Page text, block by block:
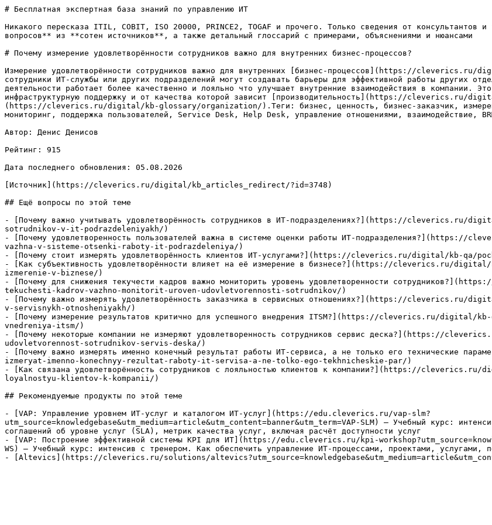
# Бесплатная экспертная база знаний по управлению ИТ
Никакого пересказа ITIL, COBIT, ISO 20000, PRINCE2, TOGAF и прочего. Только сведения от
вопросов** из **сотен источников**, а также детальный глоссарий с примерами, объяснениями и нюансами
# Почему измерение удовлетворённости сотрудников важно для внутренних бизнес-процессов?
Измерение удовлетворённости сотрудников важно для внутренних [бизнес-процессов](https://
сотрудники ИТ-службы или других подразделений могут создавать барьеры для эффективной работы других
деятельности работает более качественно и лояльно что улучшает внутренние взаимодействия в компании.
инфраструктурную поддержку и от качества которой зависит [производительность](https://cleverics.ru/
(https://cleverics.ru/digital/kb-glossary/organization/).Теги: бизнес, ценность, бизнес-заказчик,
мониторинг, поддержка пользователей, Service Desk, Help Desk, управление отношениями, взаимодействие,
Автор: Денис Денисов
Рейтинг: 915
Дата последнего обновления: 05.08.2026
[Источник](https://cleverics.ru/digital/kb_articles_redirect/?id=3748)
## Ещё вопросы по этой теме
- [Почему важно учитывать удовлетворённость сотрудников в ИТ-подразделениях?](https://cleverics.ru/
sotrudnikov-v-it-podrazdeleniyakh/)
- [Почему удовлетворенность пользователей важна в системе оценки работы ИТ-
vazhna-v-sisteme-otsenki-raboty-it-podrazdeleniya/)
- [Почему стоит измерять удовлетворённость клиентов ИТ-услугами?](https://cleverics.ru/digital/kb-
- [Как субъективность удовлетворённости влияет на её измерение в бизнесе?](https://cleverics.ru/
izmerenie-v-biznese/)
- [Почему для снижения текучести кадров важно мониторить уровень удовлетворенности
tekuchesti-kadrov-vazhno-monitorit-uroven-udovletvorennosti-sotrudnikov/)
- [Почему важно измерять удовлетворённость заказчика в сервисных отношениях?](https://cleverics.ru/
v-servisnykh-otnosheniyakh/)
- [Почему измерение результатов критично для успешного внедрения ITSM?](https://cleverics.ru/digital/
vnedreniya-itsm/)
- [Почему некоторые компании не измеряют удовлетворенность сотрудников сервис деска?](https://
udovletvorennost-sotrudnikov-servis-deska/)
- [Почему важно измерять именно конечный результат работы ИТ-сервиса, а не только его технические
izmeryat-imenno-konechnyy-rezultat-raboty-it-servisa-a-ne-tolko-ego-tekhnicheskie-par/)
- [Как связана удовлетворённость сотрудников с лояльностью клиентов к компании?](https://
loyalnostyu-klientov-k-kompanii/)
## Рекомендуемые продукты по этой теме
- [VAP: Управление уровнем ИТ-услуг и каталогом ИТ-услуг](https://edu.cleverics.ru/vap-slm?
utm_source=knowledgebase&utm_medium=article&utm_content=banner&utm_term=VAP-SLM) — Учебный курс:
соглашений об уровне услуг (SLA), метрик качества услуг, включая расчёт доступности услуг
- [VAP: Построение эффективной системы KPI для ИТ](https://edu.cleverics.ru/kpi-
WS) — Учебный курс: интенсив с тренером. Как обеспечить управление ИТ-процессами, проектами, услугами,
- [Altevics](https://cleverics.ru/solutions/